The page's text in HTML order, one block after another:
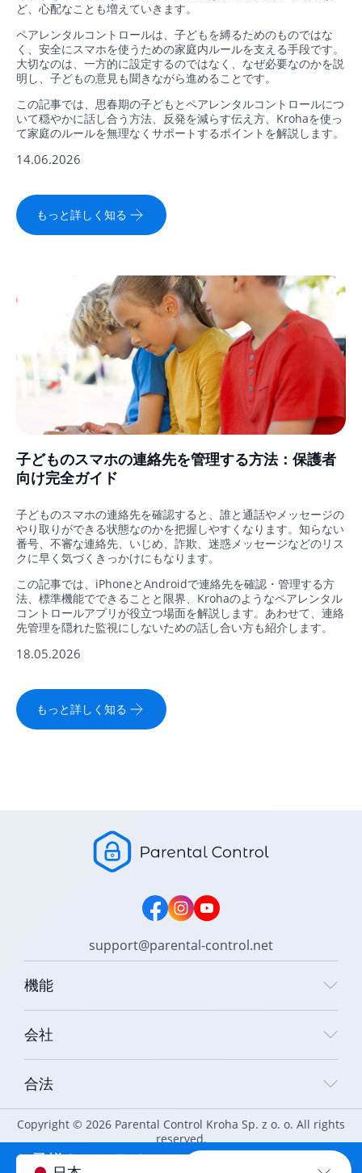
ど、心配なことも増えていきます。
ペアレンタルコントロールは、子どもを縛るためのものではな
く、安全にスマホを使うための家庭内ルールを支える手段です。
大切なのは、一方的に設定するのではなく、なぜ必要なのかを説
明し、子どもの意見も聞きながら進めることです。
この記事では、思春期の子どもとペアレンタルコントロールにつ
いて穏やかに話し合う方法、反発を減らす伝え方、Krohaを使っ
て家庭のルールを無理なくサポートするポイントを解説します。
14.06.2026
もっと詳しく知る
子どものスマホの連絡先を管理する方法：保護者
向け完全ガイド
子どものスマホの連絡先を確認すると、誰と通話やメッセージの
やり取りができる状態なのかを把握しやすくなります。知らない
番号、不審な連絡先、いじめ、詐欺、迷惑メッセージなどのリス
クに早く気づくきっかけにもなります。
この記事では、iPhoneとAndroidで連絡先を確認・管理する方
法、標準機能でできることと限界、Krohaのようなペアレンタル
コントロールアプリが役立つ場面を解説します。あわせて、連絡
先管理を隠れた監視にしないための話し合い方も紹介します。
18.05.2026
もっと詳しく知る
お子様をオンラインで
support@parental-control.net
機能
会社
合法
Copyright © 2026 Parental Control Kroha Sp. z o. o. All rights
reserved.